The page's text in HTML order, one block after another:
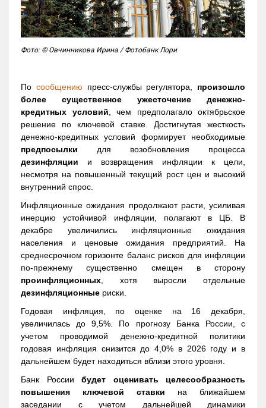
Фото: © Овчинникова Ирина / Фотобанк Лори
По сообщению пресс-службы регулятора, произошло
более существенное ужесточение денежно-
кредитных условий , чем предполагало октябрьское
решение по ключевой ставке. Достигнутая жесткость
денежно-кредитных условий формирует необходимые
предпосылки для возобновления процесса
дезинфляции и возвращения инфляции к цели,
несмотря на повышенный текущий рост цен и высокий
внутренний спрос.
Инфляционные ожидания продолжают расти, усиливая
инерцию устойчивой инфляции, полагают в ЦБ. В
декабре увеличились инфляционные ожидания
населения и ценовые ожидания предприятий. На
среднесрочном горизонте баланс рисков для инфляции
по-прежнему существенно смещен в сторону
проинфляционных , хотя выросли отдельные
дезинфляционные риски.
Годовая инфляция, по оценке на 16 декабря,
увеличилась до 9,5%. По прогнозу Банка России, с
учетом проводимой денежно-кредитной политики
годовая инфляция снизится до 4,0% в 2026 году и в
дальнейшем будет находиться вблизи этого уровня.
Банк России будет оценивать целесообразность
повышения ключевой ставки на ближайшем
заседании с учетом дальнейшей динамики